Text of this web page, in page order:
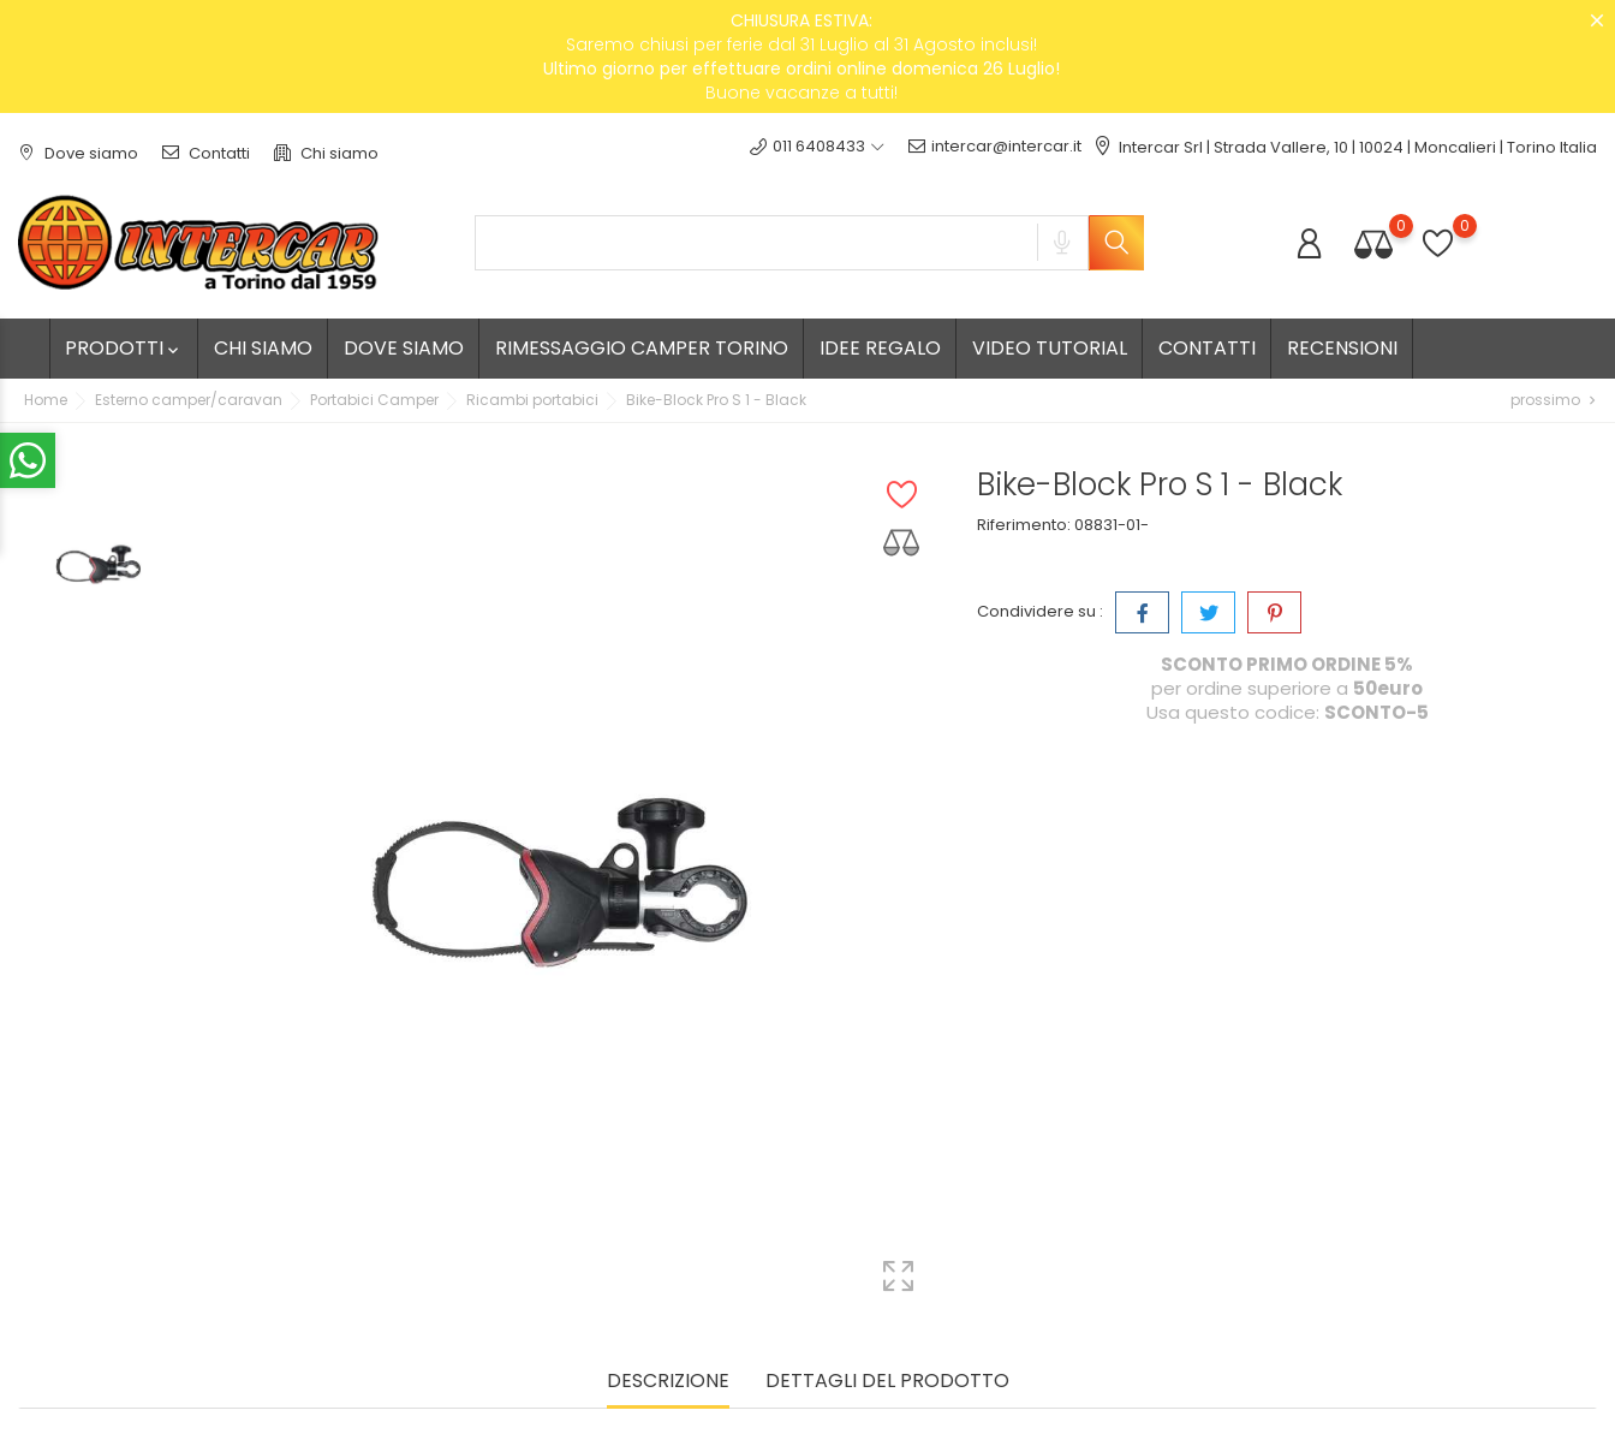
CHIUSURA ESTIVA:
Saremo chiusi per ferie dal 31 Luglio al 31 Agosto inclusi!
Ultimo giorno per effettuare ordini online domenica 26 Luglio!
Buone vacanze a tutti!
Dove siamo Contatti Chi siamo 011 6408433 intercar@intercar.it Intercar Srl | Strada Vallere, 10 | 10024 | Moncalieri | Torino Italia
0 0
PRODOTTI  CHI SIAMO DOVE SIAMO RIMESSAGGIO CAMPER TORINO IDEE REGALO VIDEO TUTORIAL CONTATTI RECENSIONI
Home Esterno camper/caravan Portabici Camper Ricambi portabici Bike-Block Pro S 1 - Black prossimo chevron_right
Bike-Block Pro S 1 - Black
Riferimento: 08831-01-
Condividere su :
SCONTO PRIMO ORDINE 5%
per ordine superiore a 50euro
Usa questo codice: SCONTO-5
DESCRIZIONE DETTAGLI DEL PRODOTTO